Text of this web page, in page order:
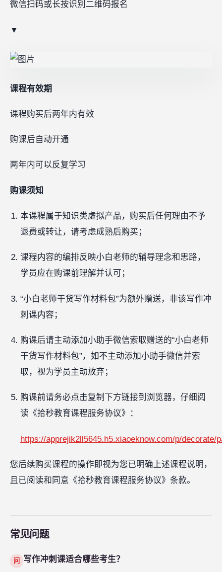
微信扫码或长按识别二维码报名
▼
课程有效期
课程购买后两年内有效
购课后自动开通
两年内可以反复学习
购课须知
本课程属于知识类虚拟产品，购买后任何理由不予
退费或转让，请考虑成熟后购买；
课程内容的编排反映小白老师的辅导理念和思路，
学员应在购课前理解并认可；
“小白老师干货写作材料包”为额外赠送，非该写作冲
刺课内容；
购课后请主动添加小助手微信索取赠送的“小白老师
干货写作材料包”，如不主动添加小助手微信并索
取，视为学员主动放弃；
购课前请务必点击复制下方链接到浏览器，仔细阅
读《拾秒教育课程服务协议》：
https://apprejik2ll5645.h5.xiaoeknow.com/p/decorate/
您后续购买课程的操作即视为您已明确上述课程说明，
且已阅读和同意《拾秒教育课程服务协议》条款。
常见问题
问 写作冲刺课适合哪些考生？